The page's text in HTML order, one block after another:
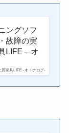
質家具LIFE -オトナカグ-
ングソフ
故障の実
LIFE – オ